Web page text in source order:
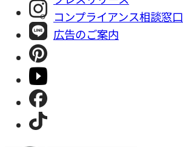
コンプライアンス相談窓⼝
広告のご案内